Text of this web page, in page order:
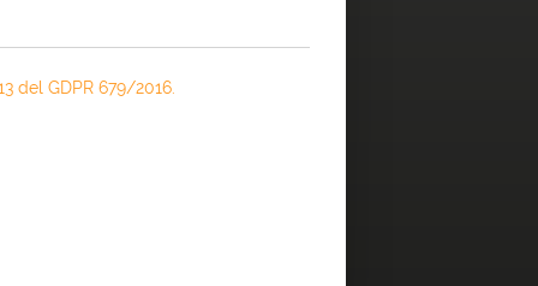
del GDPR 679/2016.